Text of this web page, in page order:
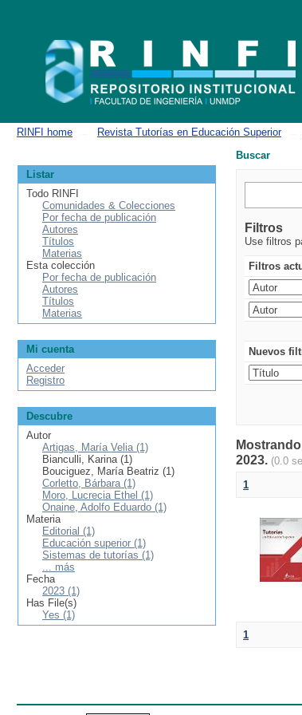
RINFI home Revista Tutorías en Educación Superior
Buscar
Filtros
Use filtros
Filtros
Nuevos
2023. (0.0
1
1
Listar
Todo RINFI
Comunidades & Colecciones
Por fecha de publicación
Autores
Títulos
Materias
Esta colección
Por fecha de publicación
Autores
Títulos
Materias
Mi cuenta
Acceder
Registro
Descubre
Autor
Artigas, María Velia (1)
Bianculli, Karina (1)
Bouciguez, María Beatriz (1)
Corletto, Bárbara (1)
Moro, Lucrecia Ethel (1)
Onaine, Adolfo Eduardo (1)
Materia
Editorial (1)
Educación superior (1)
Sistemas de tutorías (1)
... más
Fecha
2023 (1)
Has File(s)
Yes (1)